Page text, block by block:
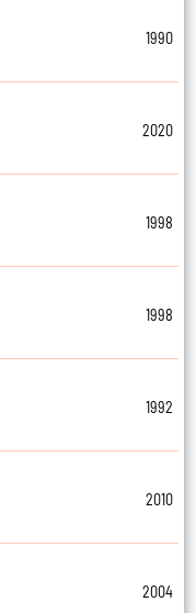
1990
2020
1998
1998
1992
2010
2004